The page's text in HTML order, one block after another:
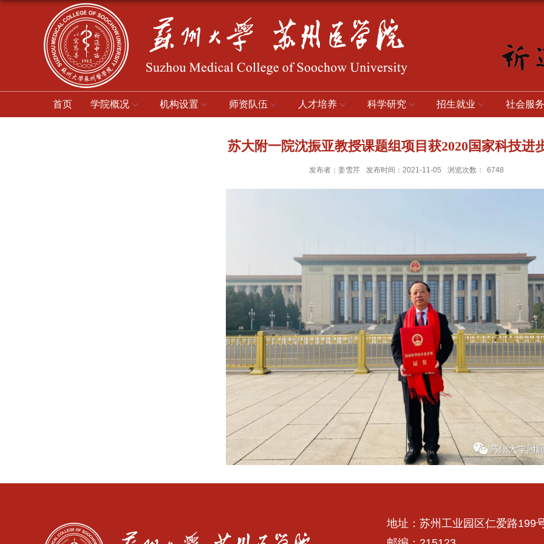
首页 学院概况 机构设置 师资队伍 人才培养 科学研究 招生就业 社会服务
苏大附一院沈振亚教授课题组项目获2020国家科技进
发布者：姜雪芹 发布时间：2021-11-05 浏览次数： 6748
地址：苏州工业园区仁爱路199